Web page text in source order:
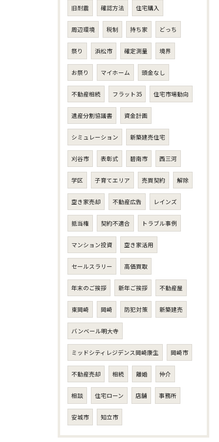
旧耐震 確認方法 住宅購入
周辺環境 税制 持ち家 どっち
祭り 浜松市 確定測量 境界
お祭り マイホーム 頭金なし
不動産相続 フラット35 住宅市場動向
遺産分割協議書 資金計画
シミュレーション 新築建売住宅
刈谷市 表彰式 碧南市 西三河
学区 子育てエリア 売買契約 解除
空き家売却 不動産広告 レインズ
抵当権 契約不適合 トラブル事例
マンション投資 空き家活用
セールスラリー 高価買取
年末のご挨拶 新年ご挨拶 不動産屋
東岡崎 岡崎 防犯対策 新築建売
バンベール明大寺
ミッドシティレジデンス岡崎康生 岡崎市
不動産売却 相続 離婚 仲介
相談 住宅ローン 店舗 事務所
安城市 知立市